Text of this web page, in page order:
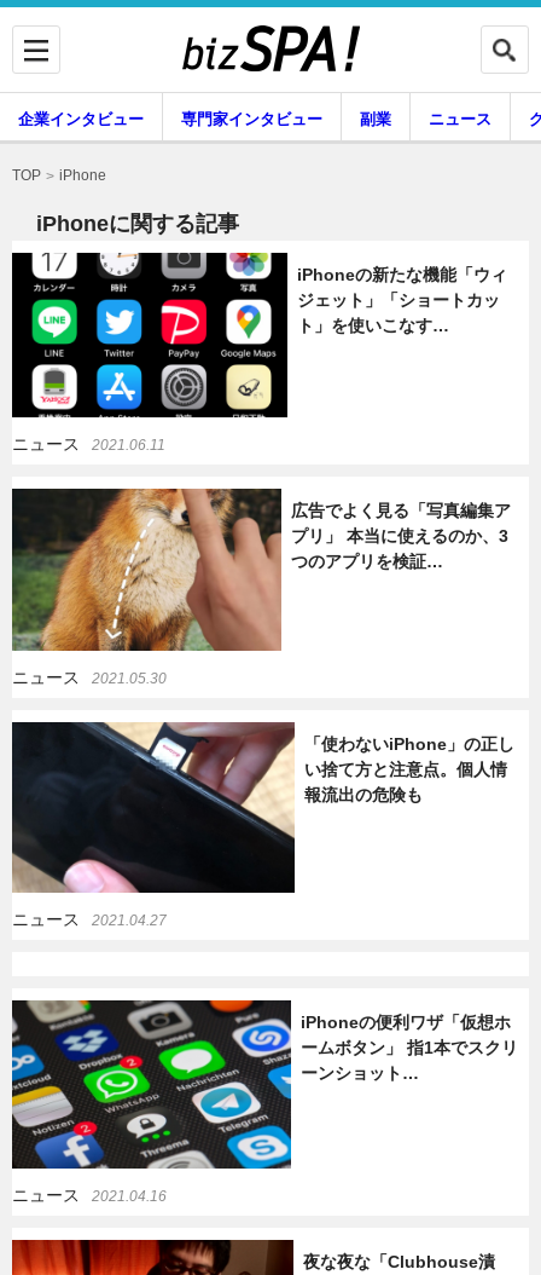
企業インタビュー 専門家インタビュー
副業
グルメ
暮らし
企業インタビュー 専門家インタビュー 副業 ニュース
暮らし エンタメ
TOP iPhone
iPhoneに関する記事
iPhoneの新たな機能「ウィ
ジェット」「ショートカッ
ト」を使いこなす…
ニュース 2021.06.11
広告でよく見る「写真編集ア
プリ」 本当に使えるのか、3
つのアプリを検証…
ニュース 2021.05.30
「使わないiPhone」の正し
い捨て方と注意点。個人情
報流出の危険も
ニュース 2021.04.27
iPhoneの便利ワザ「仮想ホ
ームボタン」 指1本でスクリ
ーンショット…
ニュース 2021.04.16
夜な夜な「Clubhouse漬